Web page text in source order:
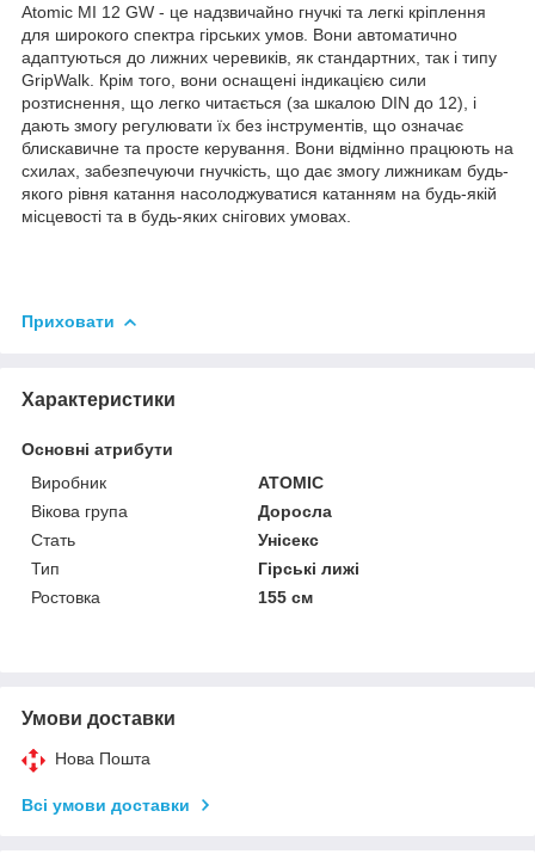
Atomic MI 12 GW - це надзвичайно гнучкі та легкі кріплення
для широкого спектра гірських умов. Вони автоматично
адаптуються до лижних черевиків, як стандартних, так і типу
GripWalk. Крім того, вони оснащені індикацією сили
розтиснення, що легко читається (за шкалою DIN до 12), і
дають змогу регулювати їх без інструментів, що означає
блискавичне та просте керування. Вони відмінно працюють на
схилах, забезпечуючи гнучкість, що дає змогу лижникам будь-
якого рівня катання насолоджуватися катанням на будь-якій
місцевості та в будь-яких снігових умовах.
Приховати
Характеристики
Основні атрибути
Виробник
ATOMIC
Вікова група
Доросла
Стать
Унісекс
Тип
Гірські лижі
Ростовка
155 см
Умови доставки
Нова Пошта
Всі умови доставки